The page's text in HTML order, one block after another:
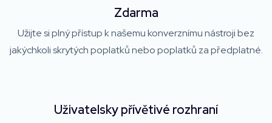
Zdarma
Užijte si plný přístup k našemu konverznímu nástroji bez
jakýchkoli skrytých poplatků nebo poplatků za předplatné.
Uživatelsky přívětivé rozhraní